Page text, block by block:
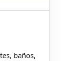
baños,